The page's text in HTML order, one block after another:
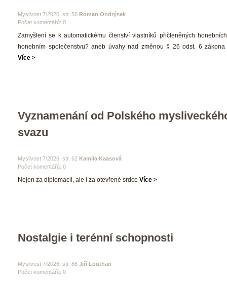
Myslivost 7/2026, str. 56 Roman Ondrýsek
Počet komentářů: 0
Zamyšlení se k automatickému členství vlastníků přičleněných
honebním společenstvu? aneb úvahy nad změnou § 26 odst. 6 zákona
Více >
Vyznamenání od Polského
vazu
Myslivost 7/2026, str. 62 Kamila Kaasová
Počet komentářů: 0
Nejen za diplomacii, ale i za otevřené srdce Více >
Nostalgie i terénní schopnosti
Myslivost 7/2026, str. 86 Jiří Louthan
Počet komentářů: 0